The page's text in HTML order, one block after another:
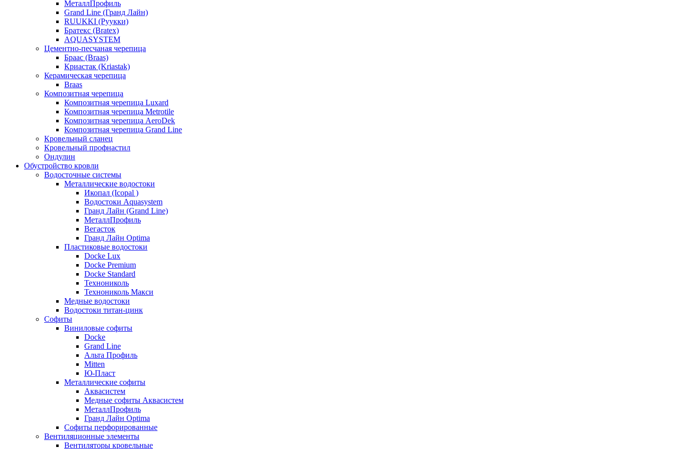
МеталлПрофиль
Grand Line (Гранд Лайн)
RUUKKI (Руукки)
Братекс (Bratex)
AQUASYSTEM
Цементно-песчаная черепица
Браас (Braas)
Криастак (Kriastak)
Керамическая черепица
Braas
Композитная черепица
Композитная черепица Luxard
Композитная черепица Metrotile
Композитная черепица AeroDek
Композитная черепица Grand Line
Кровельный сланец
Кровельный профнастил
Ондулин
Обустройство кровли
Водосточные системы
Металлические водостоки
Икопал (Icopal )
Водостоки Aquasystem
Гранд Лайн (Grand Line)
МеталлПрофиль
Вегасток
Гранд Лайн Optima
Пластиковые водостоки
Docke Lux
Docke Premium
Docke Standard
Технониколь
Технониколь Макси
Медные водостоки
Водостоки титан-цинк
Софиты
Виниловые софиты
Docke
Grand Line
Альта Профиль
Mitten
Ю-Пласт
Металлические софиты
Аквасистем
Медные софиты Аквасистем
МеталлПрофиль
Гранд Лайн Optima
Софиты перфорированные
Вентиляционные элементы
Вентиляторы кровельные